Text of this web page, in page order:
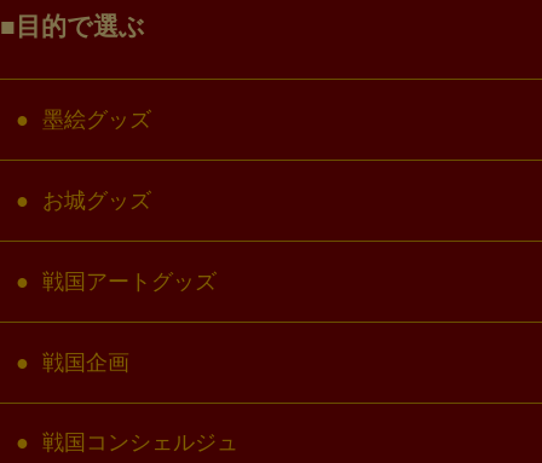
目的で選ぶ
墨絵グッズ
お城グッズ
戦国アートグッズ
戦国企画
戦国コンシェルジュ